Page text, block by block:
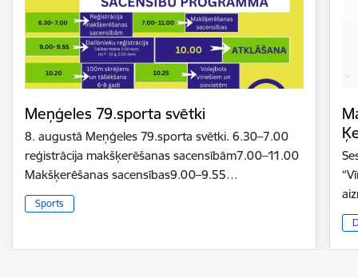
Meņģeles 79.sporta svētki
8. augustā Meņģeles 79.sporta svētki. 6.30–7.00
reģistrācija makšķerēšanas sacensībām7.00–11.00
Makšķerēšanas sacensības9.00–9.55…
Sports